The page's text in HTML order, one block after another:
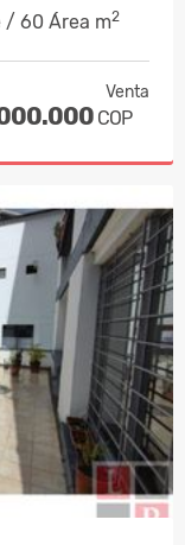
/ 60 Área m2
Venta
COP